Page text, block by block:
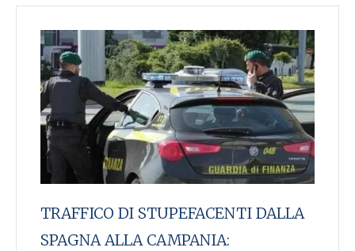
TRAFFICO DI STUPEFACENTI DALLA
SPAGNA ALLA CAMPANIA: